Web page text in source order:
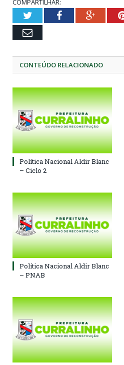
COMPARTILHAR:
TwitterFacebook
Email
CONTEÚDO RELACIONADO
Política Nacional Aldir Blanc
– Ciclo 2
Política Nacional Aldir Blanc
– PNAB